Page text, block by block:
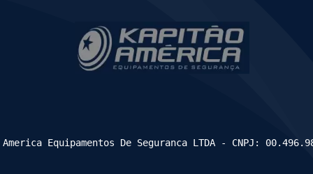
Equipamentos De Seguranca LTDA - CNPJ: